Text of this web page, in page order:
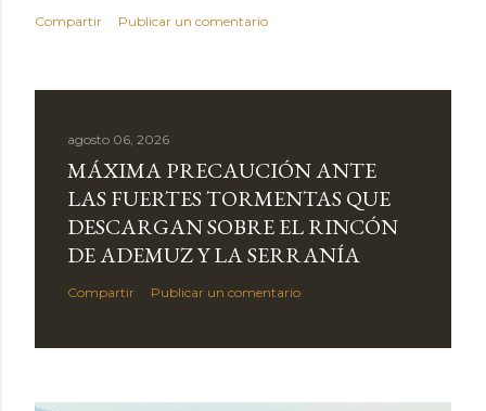
Compartir Publicar un comentario
agosto 06, 2026
MÁXIMA PRECAUCIÓN ANTE
LAS FUERTES TORMENTAS QUE
DESCARGAN SOBRE EL RINCÓN
DE ADEMUZ Y LA SERRANÍA
Compartir Publicar un comentario